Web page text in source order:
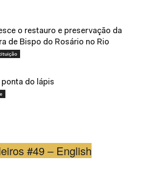
o restauro e preservação da
de Bispo do Rosário no Rio
ponta do lápis
#49 – English